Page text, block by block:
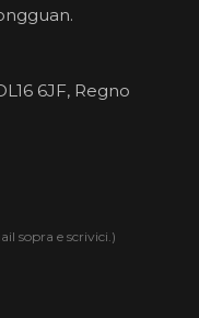
6JF, Regno
sopra e scrivici.)